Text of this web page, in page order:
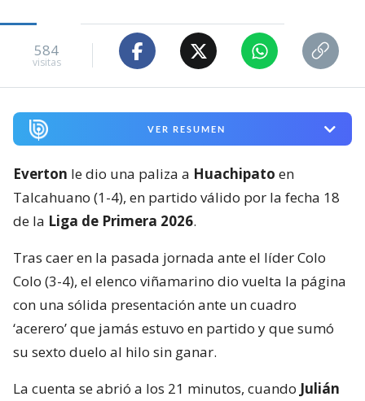
584
visitas
VER RESUMEN
Everton le dio una paliza a Huachipato en
Talcahuano (1-4), en partido válido por la fecha 18
de la Liga de Primera 2026.
Tras caer en la pasada jornada ante el líder Colo
Colo (3-4), el elenco viñamarino dio vuelta la página
con una sólida presentación ante un cuadro
‘acerero’ que jamás estuvo en partido y que sumó
su sexto duelo al hilo sin ganar.
La cuenta se abrió a los 21 minutos, cuando Julián